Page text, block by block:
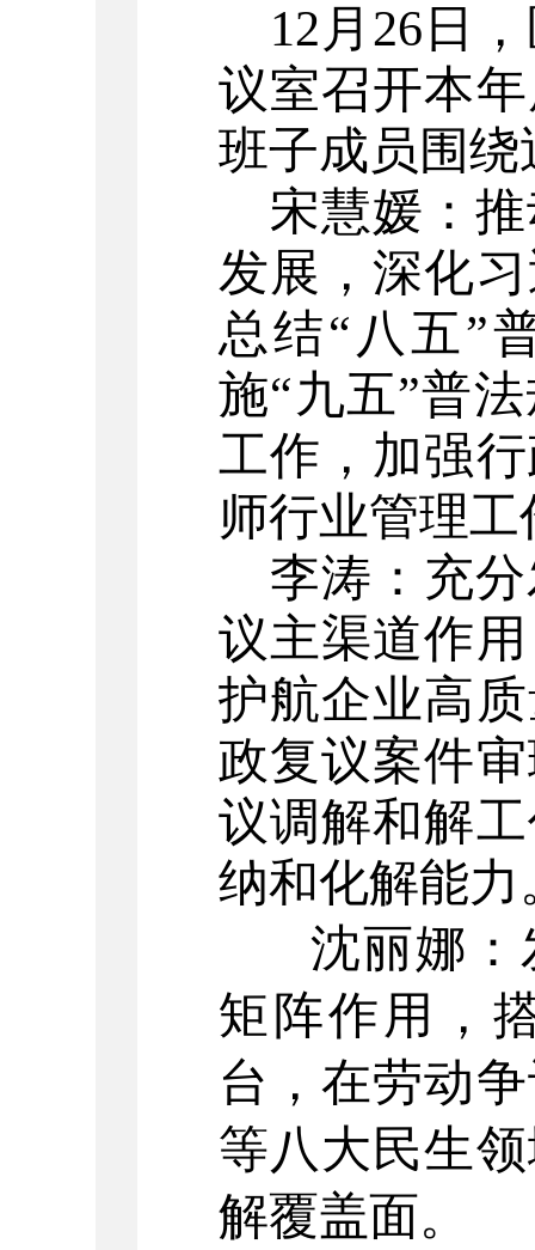
12 月 26 日
议室召开本
班子成员围
宋慧媛：
发展 ，深化
总结“八五”
施“九五”普
工作 ， 加强
师行业管理工
李涛： 充
议主渠道作
护航企业高
政复议案件
议调解和解
纳和化解能力
沈丽娜：
矩阵作用，
台，在劳动
等八大民生
解覆盖面。